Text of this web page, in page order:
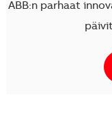
ABB:n parhaat